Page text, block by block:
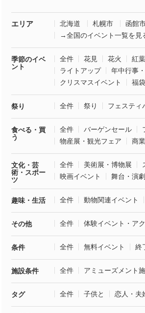
エリア 北海道 札幌市
函館
→全国のイベント一覧を見
季節のイベ
ント
全件 花見 花火
紅葉
ライトアップ
年中行事
クリスマスイベント
福
祭り 全件 祭り フェスティ
食べる・買
う
全件 バーゲンセール
物産展・観光フェア
商
文化・芸
術・スポー
ツ
全件 美術展・博物展
映画イベント
舞台・演劇
趣味・生活 全件 動物関連イベント
その他 全件 体験イベント・ア
条件 全件 無料イベント 終
施設条件 全件 アミューズメント
タグ 全件 子供と 恋人・夫